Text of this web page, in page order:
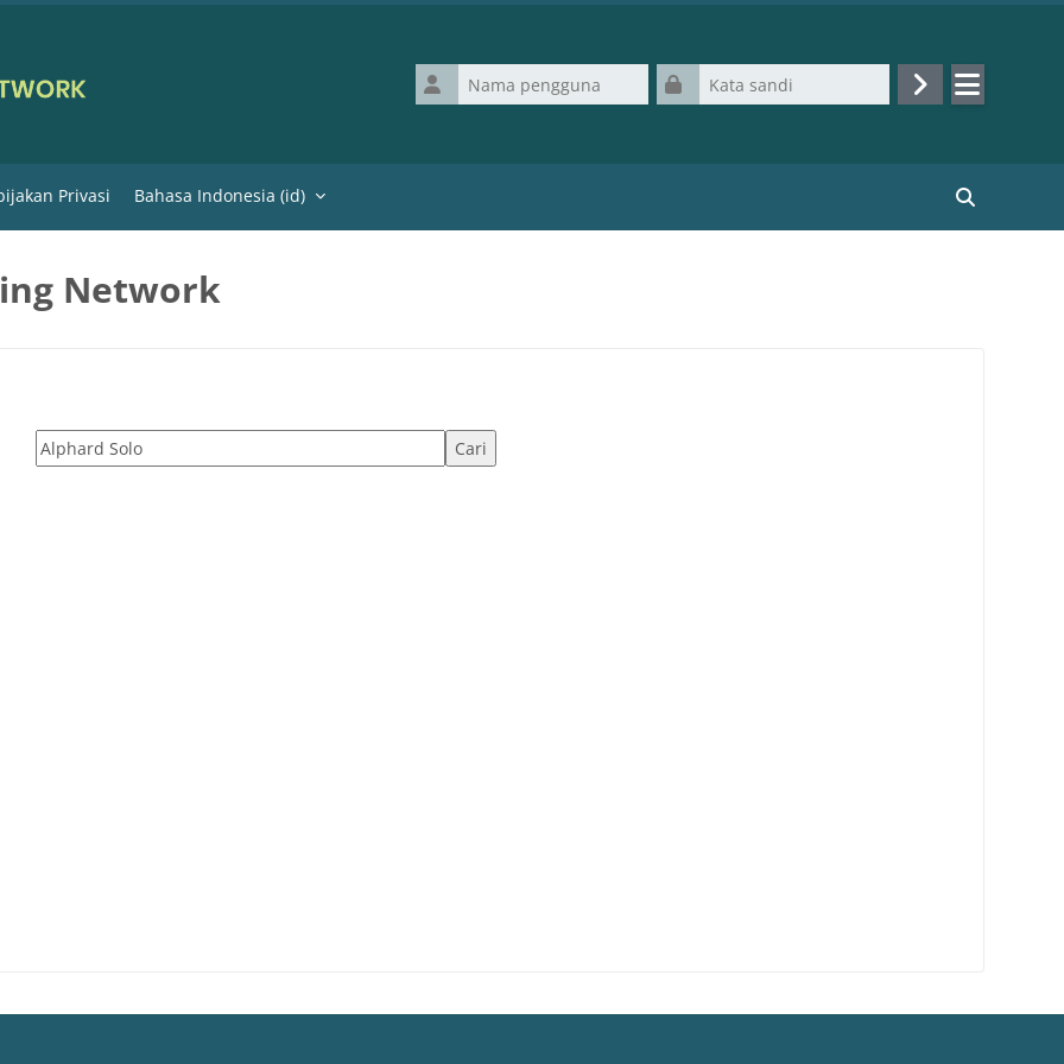
Nama pengguna
Kata sandi
Masuk
Privasi Bahasa Indonesia ‎(id)‎
Cari kursus
Network
Cari tag